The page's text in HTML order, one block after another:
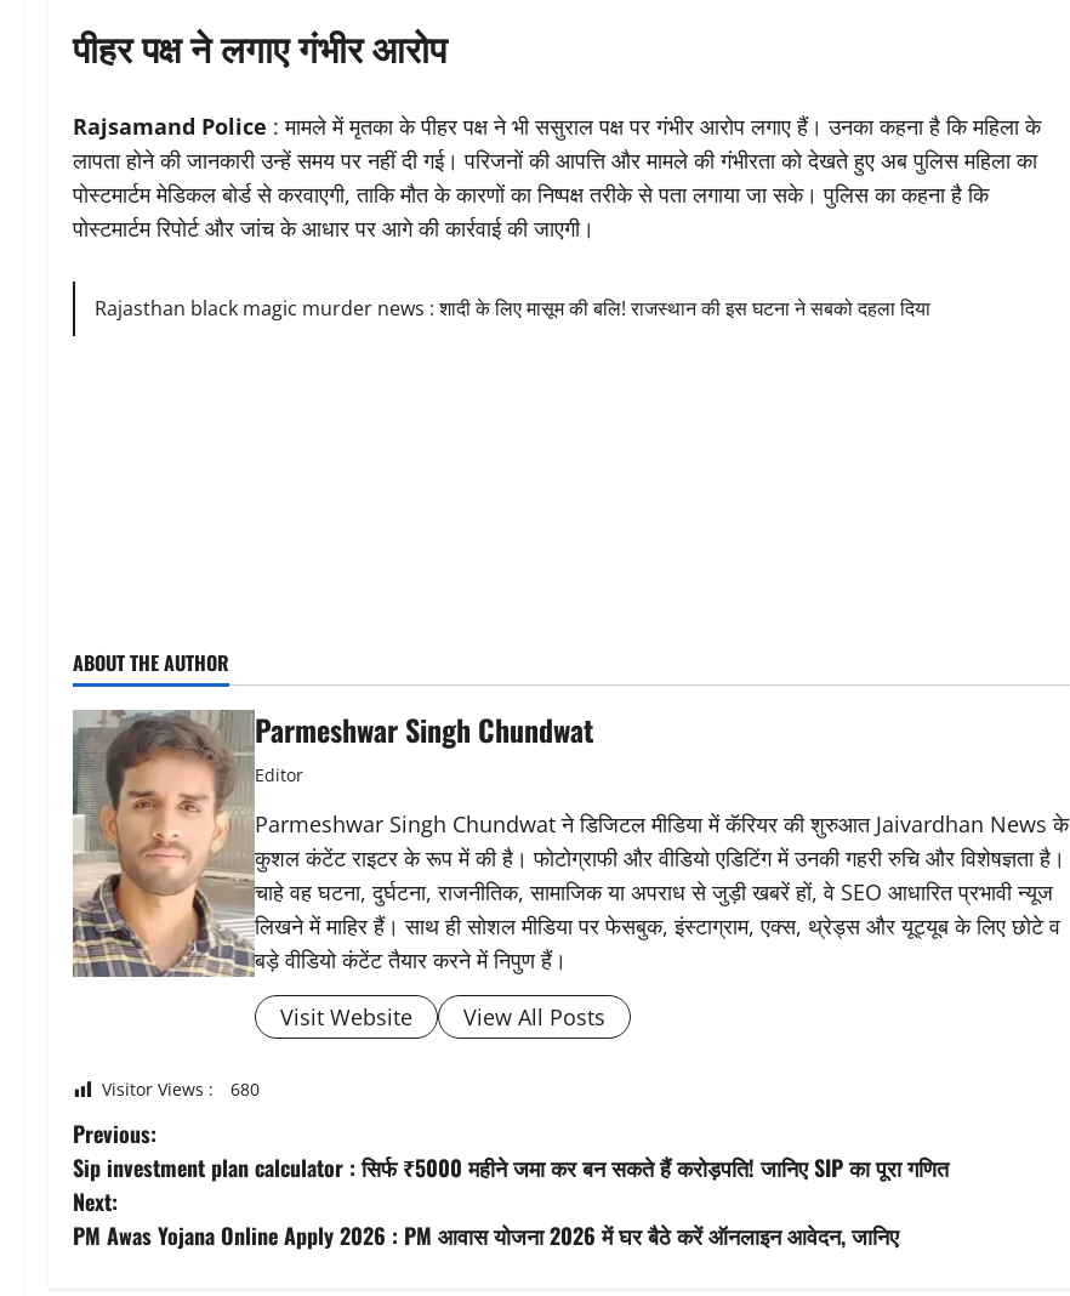
पीहर पक्ष ने लगाए गंभीर आरोप
Rajsamand Police : मामले में मृतका के पीहर पक्ष ने भी ससुराल पक्ष पर गंभीर आरोप लगाए हैं। उनका कहना है कि महिला के
लापता होने की जानकारी उन्हें समय पर नहीं दी गई। परिजनों की आपत्ति और मामले की गंभीरता को देखते हुए अब पुलिस महिला का
पोस्टमार्टम मेडिकल बोर्ड से करवाएगी, ताकि मौत के कारणों का निष्पक्ष तरीके से पता लगाया जा सके। पुलिस का कहना है कि
पोस्टमार्टम रिपोर्ट और जांच के आधार पर आगे की कार्रवाई की जाएगी।
Rajasthan black magic murder news : शादी के लिए मासूम की बलि! राजस्थान की इस घटना ने सबको दहला दिया
ABOUT THE AUTHOR
Parmeshwar Singh Chundwat
Editor
Parmeshwar Singh Chundwat ने डिजिटल मीडिया में कॅरियर की शुरुआत Jaivardhan News के
कुशल कंटेंट राइटर के रूप में की है। फोटोग्राफी और वीडियो एडिटिंग में उनकी गहरी रुचि और विशेषज्ञता है।
चाहे वह घटना, दुर्घटना, राजनीतिक, सामाजिक या अपराध से जुड़ी खबरें हों, वे SEO आधारित प्रभावी न्यूज
लिखने में माहिर हैं। साथ ही सोशल मीडिया पर फेसबुक, इंस्टाग्राम, एक्स, थ्रेड्स और यूट्यूब के लिए छोटे व
बड़े वीडियो कंटेंट तैयार करने में निपुण हैं।
Visit Website
View All Posts
Visitor Views : 680
P
o
s
Previous:
Sip investment plan calculator : सिर्फ ₹5000 महीने जमा कर बन सकते हैं करोड़पति! जानिए SIP का पूरा गणित
Next:
PM Awas Yojana Online Apply 2026 : PM आवास योजना 2026 में घर बैठे करें ऑनलाइन आवेदन, जानिए